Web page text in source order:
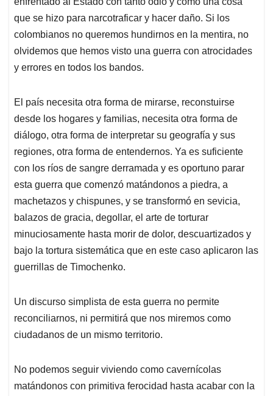
que se hizo para narcotraficar y hacer daño. Si los
colombianos no queremos hundirnos en la mentira, no
olvidemos que hemos visto una guerra con atrocidades
y errores en todos los bandos.
El país necesita otra forma de mirarse, reconstuirse
desde los hogares y familias, necesita otra forma de
diálogo, otra forma de interpretar su geografía y sus
regiones, otra forma de entendernos. Ya es suficiente
con los ríos de sangre derramada y es oportuno parar
esta guerra que comenzó matándonos a piedra, a
machetazos y chispunes, y se transformó en sevicia,
balazos de gracia, degollar, el arte de torturar
minuciosamente hasta morir de dolor, descuartizados y
bajo la tortura sistemática que en este caso aplicaron las
guerrillas de Timochenko.
Un discurso simplista de esta guerra no permite
reconciliarnos, ni permitirá que nos miremos como
ciudadanos de un mismo territorio.
No podemos seguir viviendo como cavernícolas
matándonos con primitiva ferocidad hasta acabar con la